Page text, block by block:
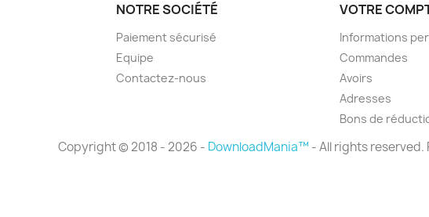
NOTRE SOCIÉTÉ
Paiement sécurisé
Equipe
Contactez-nous
VOTRE
Informations
Commandes
Avoirs
Adresses
Bons de
Copyright © 2018 - 2026 - DownloadMania™ - All rights reserved.